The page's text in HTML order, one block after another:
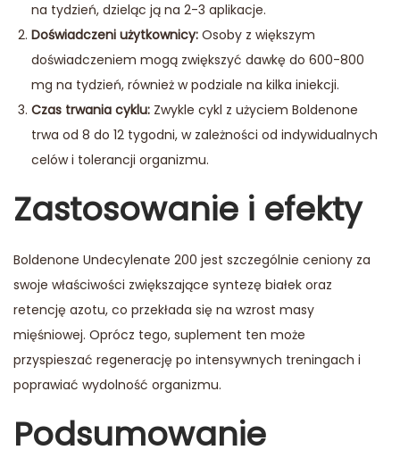
na tydzień, dzieląc ją na 2-3 aplikacje.
Doświadczeni użytkownicy: Osoby z większym
doświadczeniem mogą zwiększyć dawkę do 600-800
mg na tydzień, również w podziale na kilka iniekcji.
Czas trwania cyklu: Zwykle cykl z użyciem Boldenone
trwa od 8 do 12 tygodni, w zależności od indywidualnych
celów i tolerancji organizmu.
Zastosowanie i efekty
Boldenone Undecylenate 200 jest szczególnie ceniony za
swoje właściwości zwiększające syntezę białek oraz
retencję azotu, co przekłada się na wzrost masy
mięśniowej. Oprócz tego, suplement ten może
przyspieszać regenerację po intensywnych treningach i
poprawiać wydolność organizmu.
Podsumowanie